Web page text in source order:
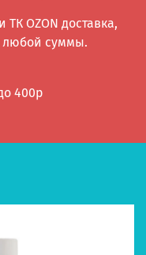
OZON доставка,
любой суммы.
400р